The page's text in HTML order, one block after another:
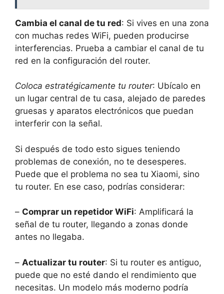
Cambia el canal de tu red: Si vives en una zona
con muchas redes WiFi, pueden producirse
interferencias. Prueba a cambiar el canal de tu
red en la configuración del router.
Coloca estratégicamente tu router: Ubícalo en
un lugar central de tu casa, alejado de paredes
gruesas y aparatos electrónicos que puedan
interferir con la señal.
Si después de todo esto sigues teniendo
problemas de conexión, no te desesperes.
Puede que el problema no sea tu Xiaomi, sino
tu router. En ese caso, podrías considerar:
– Comprar un repetidor WiFi: Amplificará la
señal de tu router, llegando a zonas donde
antes no llegaba.
– Actualizar tu router: Si tu router es antiguo,
puede que no esté dando el rendimiento que
necesitas. Un modelo más moderno podría